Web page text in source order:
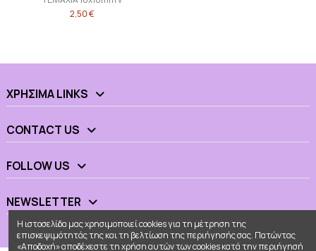
2,50 €
ΧΡΉΣΙΜΑ LINKS
CONTACT US
FOLLOW US
NEWSLETTER
Η ιστοσελίδα μας χρησιμοποιεί cookies για τη μέτρηση της
επισκεψιμότητάς της και τη βελτίωση της περιήγησής σας. Πατώντας
«Αποδοχή» αποδέχεστε τη χρήση αυτών των cookies κατά την περιήγησή